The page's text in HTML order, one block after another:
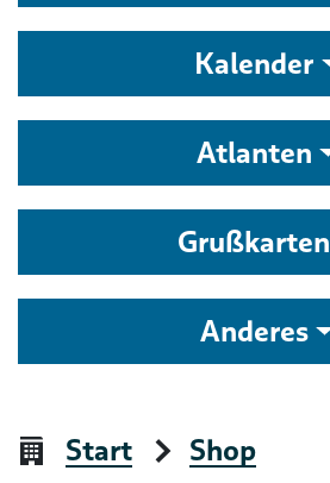
Kalender
Atlanten
Grußkarten
Anderes
Start
Shop